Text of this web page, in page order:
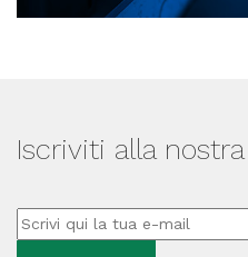
Iscriviti alla nostra